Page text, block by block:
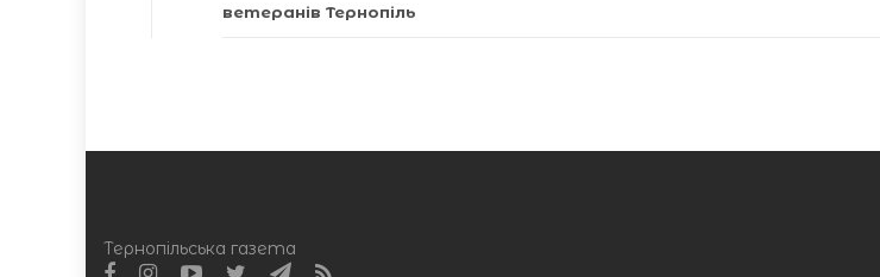
ветеранів Тернопіль
Тернопільська газета